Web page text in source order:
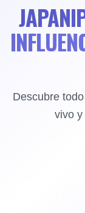
Descubre
vivo